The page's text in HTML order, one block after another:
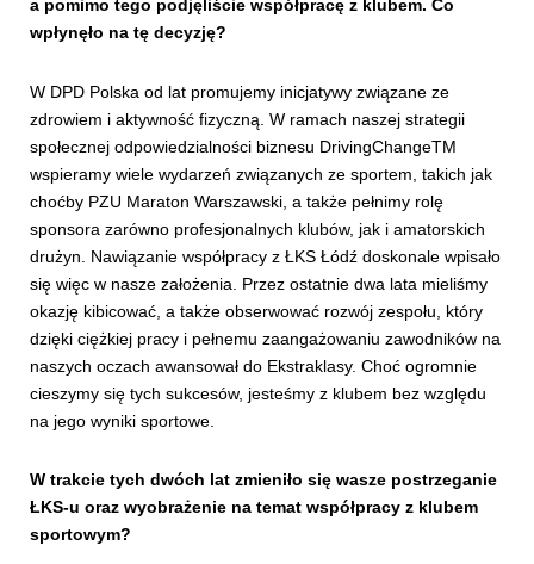
a pomimo tego podjęliście współpracę z klubem. Co
wpłynęło na tę decyzję?
W DPD Polska od lat promujemy inicjatywy związane ze
zdrowiem i aktywność fizyczną. W ramach naszej strategii
społecznej odpowiedzialności biznesu DrivingChangeTM
wspieramy wiele wydarzeń związanych ze sportem, takich jak
choćby PZU Maraton Warszawski, a także pełnimy rolę
sponsora zarówno profesjonalnych klubów, jak i amatorskich
drużyn. Nawiązanie współpracy z ŁKS Łódź doskonale wpisało
się więc w nasze założenia. Przez ostatnie dwa lata mieliśmy
okazję kibicować, a także obserwować rozwój zespołu, który
dzięki ciężkiej pracy i pełnemu zaangażowaniu zawodników na
naszych oczach awansował do Ekstraklasy. Choć ogromnie
cieszymy się tych sukcesów, jesteśmy z klubem bez względu
na jego wyniki sportowe.
W trakcie tych dwóch lat zmieniło się wasze postrzeganie
ŁKS-u oraz wyobrażenie na temat współpracy z klubem
sportowym?